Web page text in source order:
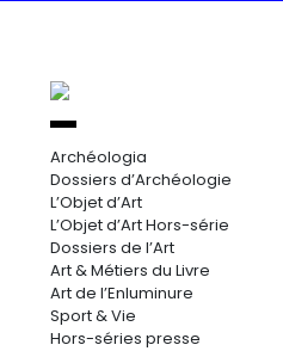
Archéologia
Dossiers d’Archéologie
L’Objet d’Art
L’Objet d’Art Hors-série
Dossiers de l’Art
Art & Métiers du Livre
Art de l’Enluminure
Sport & Vie
Hors-séries presse